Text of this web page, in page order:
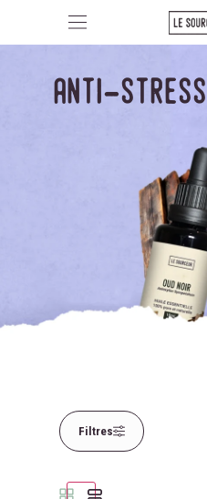
anti-stress
Filtres
Contenance